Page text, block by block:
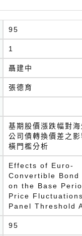
95
1
聶建中
張德育
基期股價漲跌幅對
公司債轉換價差之
橫門檻分析
Effects of Euro-
Convertible Bond
on the Base
Price
Panel Threshold
95